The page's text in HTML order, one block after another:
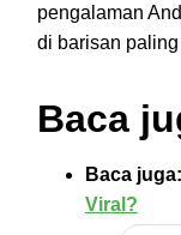
pengalaman
di barisan
Baca
Baca juga:
Viral?